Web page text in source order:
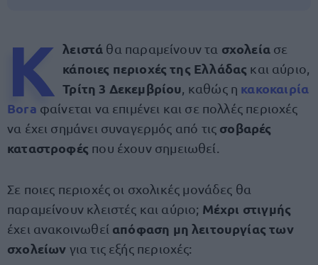
K λειστά θα παραμείνουν τα σχολεία σε
κάποιες περιοχές της Ελλάδας και αύριο,
Τρίτη 3 Δεκεμβρίου , καθώς η κακοκαιρία
Bora φαίνεται να επιμένει και σε πολλές περιοχές
να έχει σημάνει συναγερμός από τις σοβαρές
καταστροφές που έχουν σημειωθεί.
Σε ποιες περιοχές οι σχολικές μονάδες θα
παραμείνουν κλειστές και αύριο; Μέχρι στιγμής
έχει ανακοινωθεί απόφαση μη λειτουργίας των
σχολείων για τις εξής περιοχές: